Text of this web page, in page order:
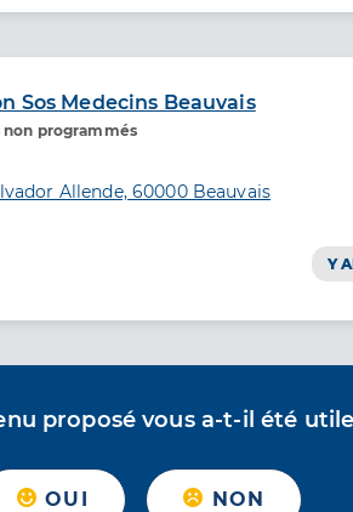
Sos Medecins Beauvais
non programmés
santé
Allende, 60000 Beauvais
Y
proposé vous a-t-il été
OUI NON